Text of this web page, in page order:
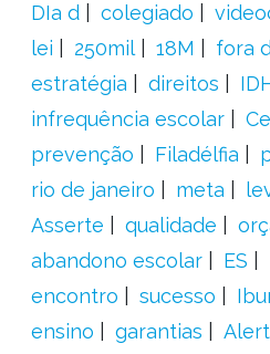
DIa d
colegiado
lei
250mil 18M
fora
estratégia
direitos
infrequência escolar
prevenção
Filadélfia
rio de janeiro
meta
Asserte
qualidade
abandono escolar
ES
encontro
sucesso
ensino
garantias